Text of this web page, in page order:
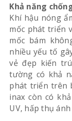
Khả năng
Khí hậu nóng
mốc phát triển
mốc bám
nhiều yếu tố
vẻ đẹp kiến
tường có khả
phát triển trên
inax còn có
UV, hấp thụ